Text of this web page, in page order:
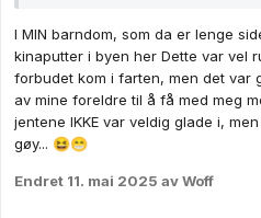
I MIN barndom, som da er lenge
kinaputter i byen her Dette var vel
forbudet kom i farten, men det var
av mine foreldre til å få med meg
jentene IKKE var veldig glade i,
gøy... 😆😁
Endret 11. mai 2025 av Woff